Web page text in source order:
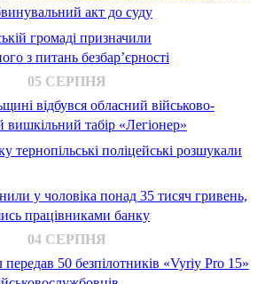
акт до суду
громаді призначили
з питань безбар’єрності
05 СЕРПНЯ
відбувся обласний військово-
вишкільний табір «Легіонер»
тернопільські поліцейські розшукали
у чоловіка понад 35 тисяч гривень,
працівниками банку
04 СЕРПНЯ
50 безпілотників «Vyriy Pro 15»